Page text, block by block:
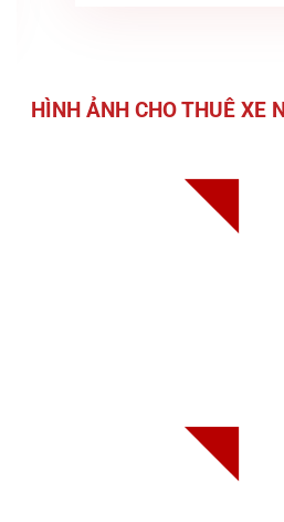
HÌNH ẢNH CHO THUÊ XE